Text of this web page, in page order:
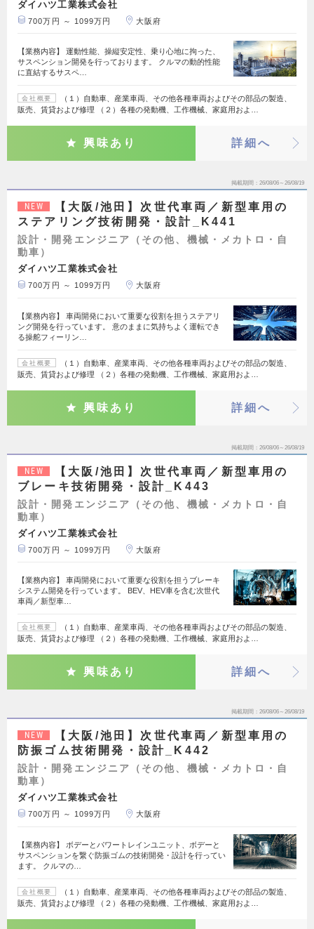
ダイハツ工業株式会社
700万円 ～ 1099万円 大阪府
【業務内容】 運動性能、操縦安定性、乗り心地に拘った、
サスペンション開発を行っております。 クルマの動的性能
に直結するサスペ…
会社概要
（１）自動車、産業車両、その他各種車両およびその部品の製造、
販売、賃貸および修理 （２）各種の発動機、工作機械、家庭用およ…
興味あり 詳細へ
掲載期間 26/08/06～26/08/19
NEW
【大阪/池田】次世代車両／新型車用の
ステアリング技術開発・設計_K441
設計・開発エンジニア（その他、機械・メカトロ・自
動車）
ダイハツ工業株式会社
700万円 ～ 1099万円 大阪府
【業務内容】 車両開発において重要な役割を担うステアリ
ング開発を行っています。 意のままに気持ちよく運転でき
る操舵フィーリン…
会社概要
（１）自動車、産業車両、その他各種車両およびその部品の製造、
販売、賃貸および修理 （２）各種の発動機、工作機械、家庭用およ…
興味あり 詳細へ
掲載期間 26/08/06～26/08/19
NEW
【大阪/池田】次世代車両／新型車用の
ブレーキ技術開発・設計_K443
設計・開発エンジニア（その他、機械・メカトロ・自
動車）
ダイハツ工業株式会社
700万円 ～ 1099万円 大阪府
【業務内容】 車両開発において重要な役割を担うブレーキ
システム開発を行っています。 BEV、HEV車を含む次世代
車両／新型車…
会社概要
（１）自動車、産業車両、その他各種車両およびその部品の製造、
販売、賃貸および修理 （２）各種の発動機、工作機械、家庭用およ…
興味あり 詳細へ
掲載期間 26/08/06～26/08/19
NEW
【大阪/池田】次世代車両／新型車用の
防振ゴム技術開発・設計_K442
設計・開発エンジニア（その他、機械・メカトロ・自
動車）
ダイハツ工業株式会社
700万円 ～ 1099万円 大阪府
【業務内容】 ボデーとパワートレインユニット、ボデーと
サスペンションを繋ぐ防振ゴムの技術開発・設計を行ってい
ます。 クルマの…
会社概要
（１）自動車、産業車両、その他各種車両およびその部品の製造、
販売、賃貸および修理 （２）各種の発動機、工作機械、家庭用およ…